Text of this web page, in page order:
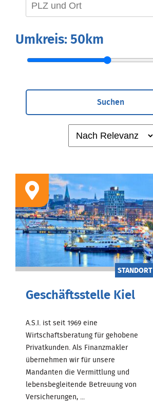
Umkreis: 50km
Suchen
STANDORT
Geschäftsstelle Kiel
A.S.I. ist seit 1969 eine
Wirtschaftsberatung für gehobene
Privatkunden. Als Finanzmakler
übernehmen wir für unsere
Mandanten die Vermittlung und
lebensbegleitende Betreuung von
Versicherungen, ...